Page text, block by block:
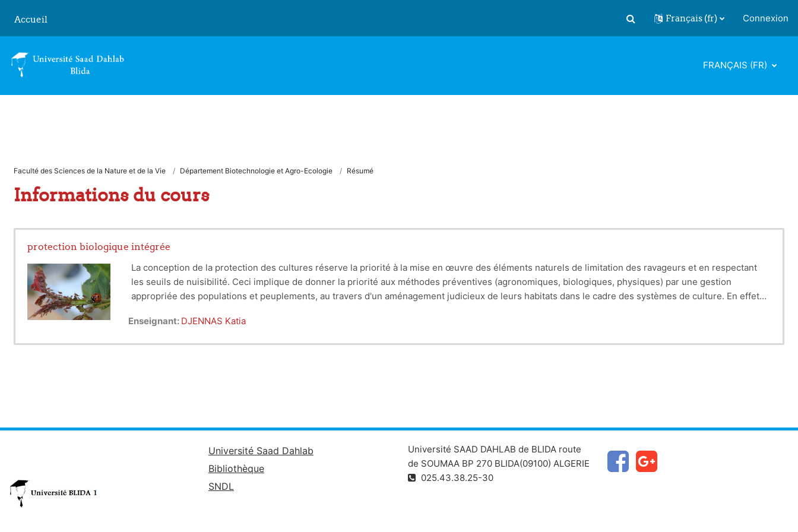
Accueil
Activer/désactiver la saisie de
Français ‎(fr)‎ Connexion
FRANÇAIS ‎(FR)‎
Faculté des Sciences de la Nature et de la Vie Département Biotechnologie et Agro-Ecologie Résumé
Informations du cours
protection biologique intégrée
La conception de la protection des cultures réserve la priorité à la mise en œuvre des éléments naturels de limitation des ravageurs et en respectant
les seuils de nuisibilité. Ceci implique de donner la priorité aux méthodes préventives (agronomiques, biologiques, physiques) par une gestion
appropriée des populations et peuplements, au travers d'un aménagement judicieux de leurs habitats dans le cadre des systèmes de culture. En effet,
forme nouvelle de protection intégrée des cultures.
Enseignant: DJENNAS Katia
Université Saad Dahlab
Bibliothèque
SNDL
Université SAAD DAHLAB de BLIDA route
de SOUMAA BP 270 BLIDA(09100) ALGERIE
025.43.38.25-30